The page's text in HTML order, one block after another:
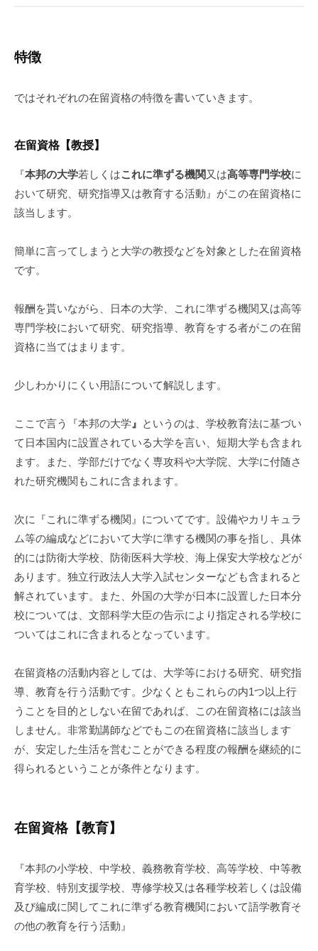
特徴
ではそれぞれの在留資格の特徴を書いていきます。
在留資格【教授】
『本邦の大学若しくはこれに準ずる機関 又は高等専門学校に
おいて研究、研究指導又は教育する活動』がこの在留資格に
該当します。
簡単に言ってしまうと大学の教授などを対象とした在留資格
です。
報酬を貰いながら、日本の大学、これに準ずる機関又は高等
専門学校において研究、研究指導、教育をする者がこの在留
資格に当てはまります。
少しわかりにくい用語について解説します。
ここで言う『本邦の大学 』 というのは、学校教育法に基づい
て日本国内に設置されている大学を言い、短期大学も含まれ
ます。また、学部だけでなく専攻科や大学院、大学に付随さ
れた研究機関もこれに含まれます。
次に『これに準ずる機関』についてです。設備やカリキュラ
ム等の編成などにおいて大学に準する機関の事を指し、具体
的には防衛大学校、防衛医科大学校、海上保安大学校などが
あります。独立行政法人大学入試センターなども含まれると
解されています。また、外国の大学が日本に設置した日本分
校については、文部科学大臣の告示により指定される学校に
ついてはこれに含まれるとなっています。
在留資格の活動内容としては、大学等における研究、研究指
導、教育を行う活動です。少なくともこれらの内1つ以上行
うことを目的としない在留であれば、この在留資格には該当
しません。非常勤講師などでもこの在留資格に該当します
が、安定した生活を営むことができる程度の報酬を継続的に
得られるということが条件となります。
在留資格【教育】
『本邦の小学校、中学校、義務教育学校、高等学校、中等教
育学校、特別支援学校、専修学校又は各種学校若しくは設備
及び編成に関してこれに準ずる教育機関において語学教育そ
の他の教育を行う活動』